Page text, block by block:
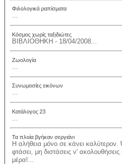
Φιλολογικά ραπίσματα
...
Κόσμος χωρίς ταξιδιώτες
ΒΙΒΛΙΟΘΗΚΗ - 18/04/2008...
Ζωολογία
Συνωμοσίες εικόνων
...
Κατάλογος 23
Τα πλοία βγήκαν σεργιάνι
Η αλήθεια μόνο σε κάνει καλύτερον.
φτάσει, μη διστάσεις ν'
μέρα!...